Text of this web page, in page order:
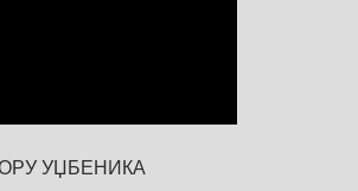
УЏБЕНИКА